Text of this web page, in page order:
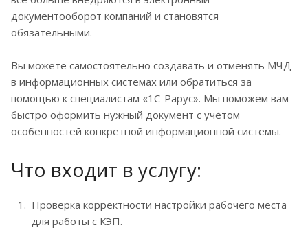
документооборот компаний и становятся
обязательными.
Вы можете самостоятельно создавать и отменять МЧД
в информационных системах или обратиться за
помощью к специалистам «1С-Рарус». Мы поможем вам
быстро оформить нужный документ с учётом
особенностей конкретной информационной системы.
Что входит в услугу:
Проверка корректности настройки рабочего места
для работы с КЭП.